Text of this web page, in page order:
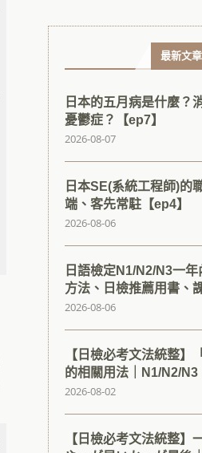
最新文章
日本的五月病是什麼？
憂鬱症？【ep7】
2026-08-07
日本SE(系統工程師)的
端、客先常駐【ep4】
2026-08-06
日語檢定N1/N2/N3一
方法、日檢推薦用書、
2026-08-06
【日檢必考文法統整】
的相關用法｜N1/N2/N3
2026-08-02
【日檢必考文法統整